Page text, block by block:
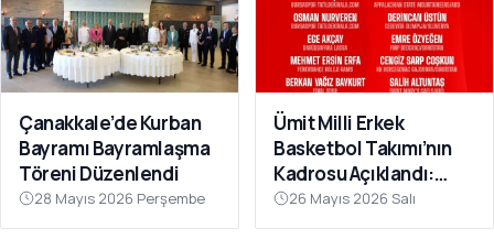
Çanakkale’de Kurban
Bayramı Bayramlaşma
Töreni Düzenlendi
28 Mayıs 2026 Perşembe
Ümit Milli Erkek
Basketbol Takımı’nın
Kadrosu Açıklandı:
Kamp Çanakkale’de
Başlıyor
26 Mayıs 2026 Salı